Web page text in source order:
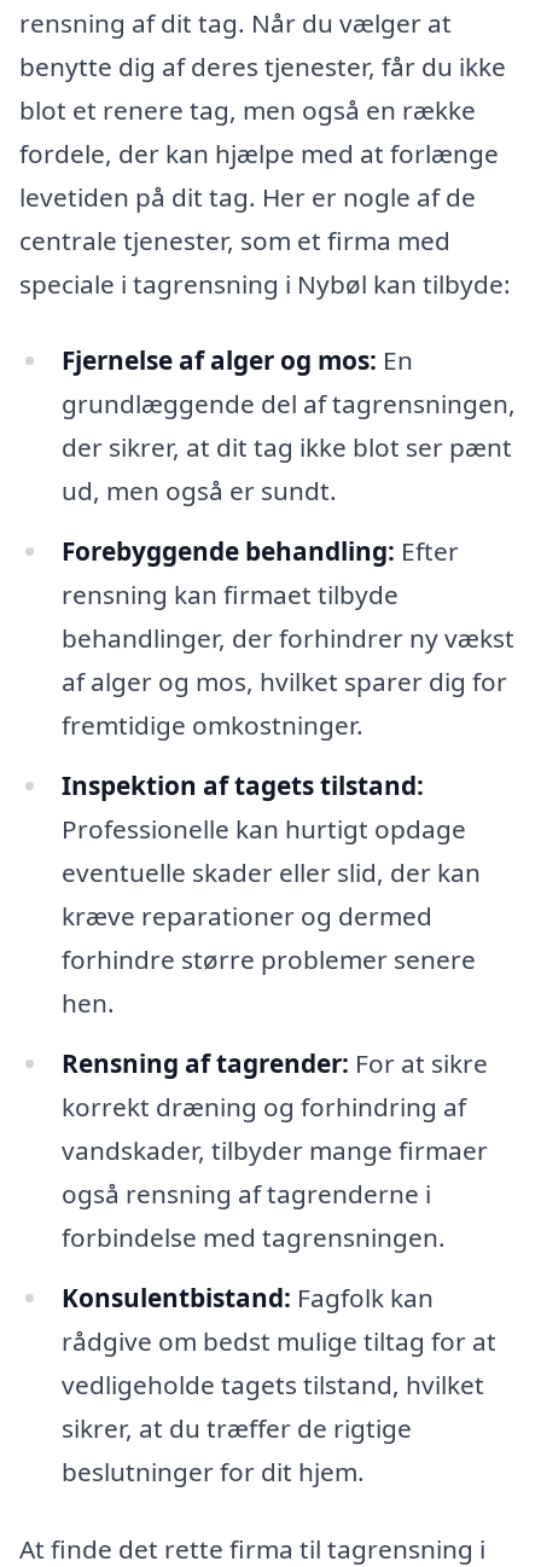
rensning af dit tag. Når du vælger at
benytte dig af deres tjenester, får du ikke
blot et renere tag, men også en række
fordele, der kan hjælpe med at forlænge
levetiden på dit tag. Her er nogle af de
centrale tjenester, som et firma med
speciale i tagrensning i Nybøl kan tilbyde:
Fjernelse af alger og mos: En
grundlæggende del af tagrensningen,
der sikrer, at dit tag ikke blot ser pænt
ud, men også er sundt.
Forebyggende behandling: Efter
rensning kan firmaet tilbyde
behandlinger, der forhindrer ny vækst
af alger og mos, hvilket sparer dig for
fremtidige omkostninger.
Inspektion af tagets tilstand:
Professionelle kan hurtigt opdage
eventuelle skader eller slid, der kan
kræve reparationer og dermed
forhindre større problemer senere
hen.
Rensning af tagrender: For at sikre
korrekt dræning og forhindring af
vandskader, tilbyder mange firmaer
også rensning af tagrenderne i
forbindelse med tagrensningen.
Konsulentbistand: Fagfolk kan
rådgive om bedst mulige tiltag for at
vedligeholde tagets tilstand, hvilket
sikrer, at du træffer de rigtige
beslutninger for dit hjem.
At finde det rette firma til tagrensning i